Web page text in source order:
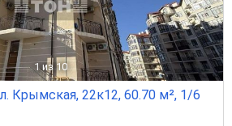
1 из 10
Крымская, 22к12, 60.70 м², 1/6